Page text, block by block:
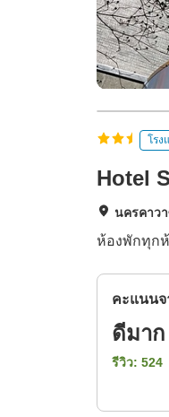
โรง
Hotel
นครคาว
ห้องพักทุกห้
คะแนนจ
ดีมาก
รีวิว: 524